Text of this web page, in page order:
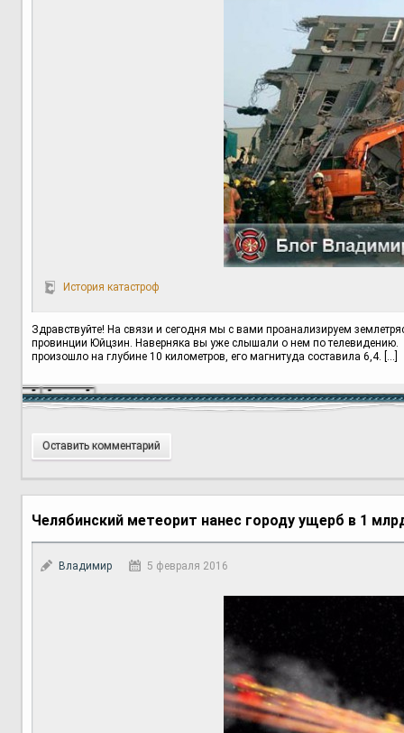
История катастроф
Здравствуйте! На связи и сегодня мы с вами проанализируем
провинции Юйцзин. Наверняка вы уже слышали о нем по телевидению.
произошло на глубине 10 километров, его магнитуда составила 6,4. […]
Оставить комментарий
Челябинский метеорит нанес городу ущерб в 1
Владимир 5 февраля 2016